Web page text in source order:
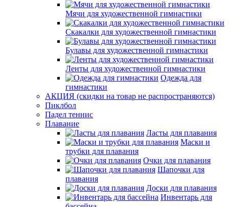
Мячи для художественной гимнастики
Скакалки для художественной гимнастики
Булавы для художественной гимнастики
Ленты для художественной гимнастики
Одежда для
гимнастики
АКЦИЯ (скидки на товар не распространяются)
Пиклбол
Падел теннис
Плавание
Ласты для плавания
Маски и
трубки для плавания
Очки для плавания
Шапочки для
плавания
Доски для плавания
Инвентарь для